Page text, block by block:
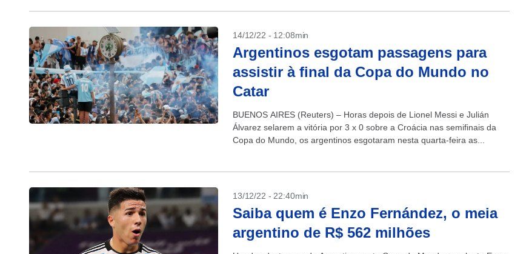
14/12/22 - 12:08min
Argentinos esgotam passagens para
assistir à final da Copa do Mundo no
Catar
BUENOS AIRES (Reuters) – Horas depois de Lionel Messi e Julián
Álvarez selarem a vitória por 3 x 0 sobre a Croácia nas semifinais da
Copa do Mundo, os argentinos esgotaram nesta quarta-feira as...
13/12/22 - 22:40min
Saiba quem é Enzo Fernández, o meia
argentino de R$ 562 milhões